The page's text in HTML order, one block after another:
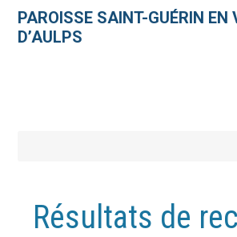
contenu.
personnelsPAROISSE SAINT-GUÉRIN EN
D’AULPS
Résultats de